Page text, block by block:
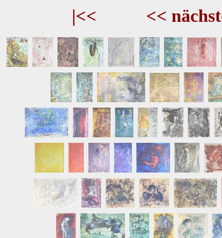
|<< <<